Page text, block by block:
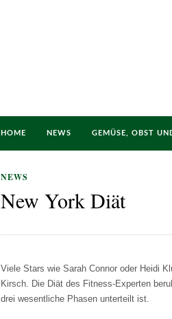
HOME NEWS GEMÜSE, OBST
NEWS
New York Diät
Viele Stars wie Sarah Connor oder Heidi
Kirsch. Die Diät des Fitness-Experten
drei wesentliche Phasen unterteilt ist.